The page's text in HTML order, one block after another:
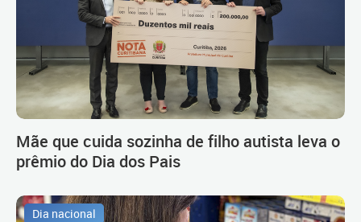
Mãe que cuida sozinha de filho autista leva o
prêmio do Dia dos Pais
Dia nacional